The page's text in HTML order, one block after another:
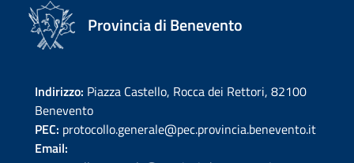
Provincia di Benevento
Indirizzo: Piazza Castello, Rocca dei Rettori, 82100
Benevento
PEC: protocollo.generale@pec.provincia.benevento.it
Email: